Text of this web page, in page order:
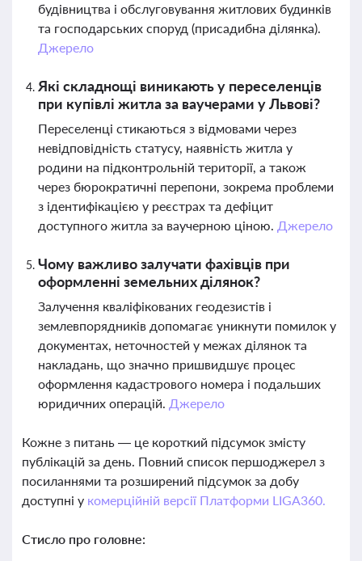
будівництва і обслуговування житлових будинків
та господарських споруд (присадибна ділянка).
Джерело
Які складнощі виникають у переселенців
при купівлі житла за ваучерами у Львові?
Переселенці стикаються з відмовами через
невідповідність статусу, наявність житла у
родини на підконтрольній території, а також
через бюрократичні перепони, зокрема проблеми
з ідентифікацією у реєстрах та дефіцит
доступного житла за ваучерною ціною. Джерело
Чому важливо залучати фахівців при
оформленні земельних ділянок?
Залучення кваліфікованих геодезистів і
землевпорядників допомагає уникнути помилок у
документах, неточностей у межах ділянок та
накладань, що значно пришвидшує процес
оформлення кадастрового номера і подальших
юридичних операцій. Джерело
Кожне з питань — це короткий підсумок змісту
публікацій за день. Повний список першоджерел з
посиланнями та розширений підсумок за добу
доступні у комерційній версії Платформи LIGA360.
Стисло про головне: